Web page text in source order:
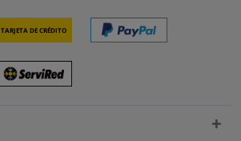
Tarjeta de crédito